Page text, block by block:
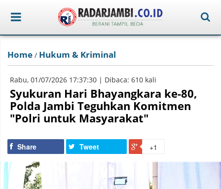
Home / Hukum & Kriminal
Rabu, 01/07/2026 17:37:30 | Dibaca: 610 kali
Syukuran Hari Bhayangkara ke-80,
Polda Jambi Teguhkan Komitmen
"Polri untuk Masyarakat"
Share Tweet +1